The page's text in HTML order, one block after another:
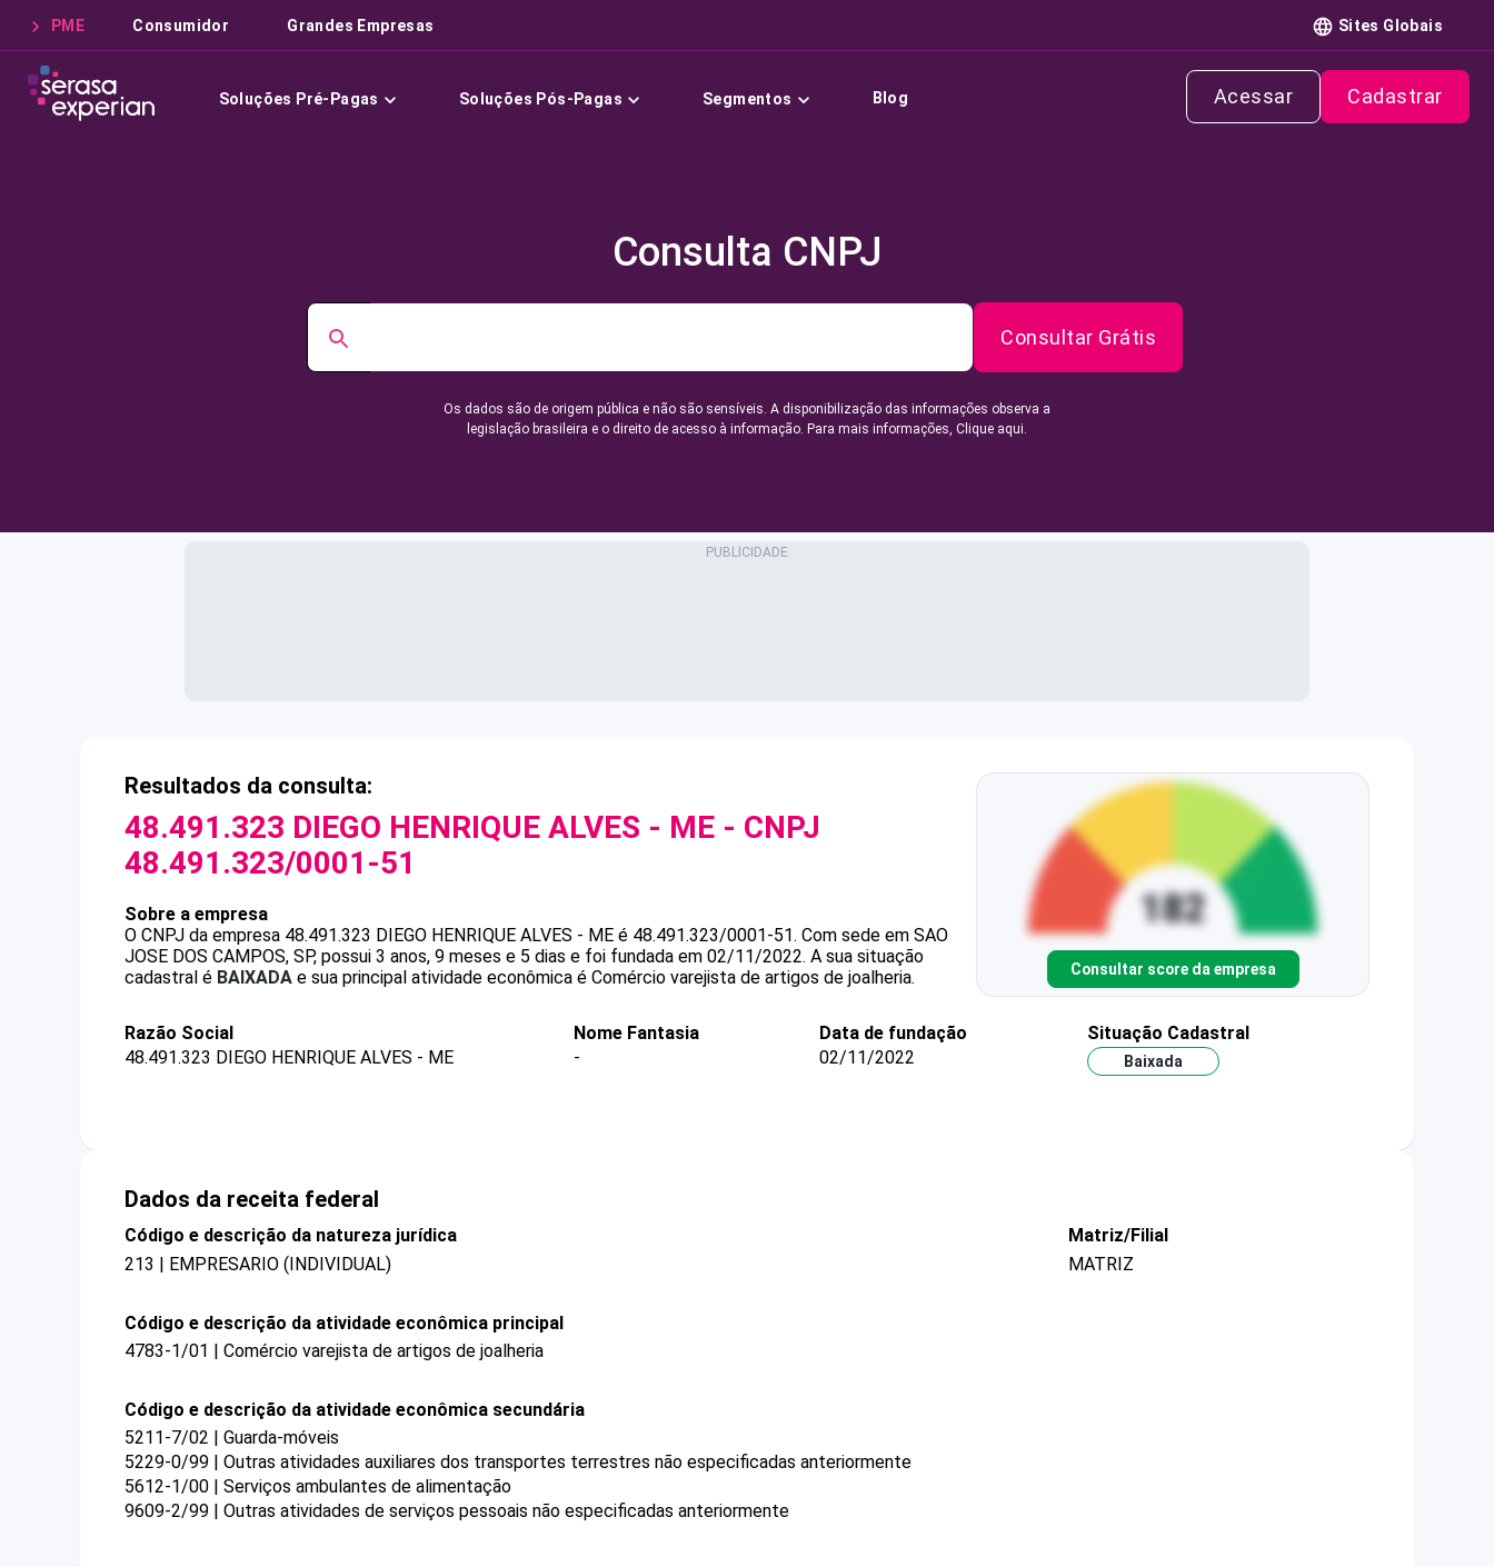
PME Consumidor Grandes Empresas Sites Globais
Soluções Pré-Pagas Soluções Pós-Pagas Segmentos Blog Acessar Cadastrar
Consulta CNPJ
Consultar Grátis
Os dados são de origem pública e não são sensíveis. A disponibilização das informações observa a
legislação brasileira e o direito de acesso à informação. Para mais informações, Clique aqui.
Resultados da consulta:
48.491.323 DIEGO HENRIQUE ALVES - ME - CNPJ
48.491.323/0001-51
Sobre a empresa
O CNPJ da empresa 48.491.323 DIEGO HENRIQUE ALVES - ME é 48.491.323/0001-51. Com sede em SAO
JOSE DOS CAMPOS, SP, possui 3 anos, 9 meses e 5 dias e foi fundada em 02/11/2022. A sua situação
cadastral é BAIXADA e sua principal atividade econômica é Comércio varejista de artigos de joalheria. Consultar score da empresa
Razão Social
48.491.323 DIEGO HENRIQUE ALVES - ME
Nome Fantasia
-
Data de fundação
02/11/2022
Situação Cadastral
Baixada
Dados da receita federal
Código e descrição da natureza jurídica
213 | EMPRESARIO (INDIVIDUAL)
Matriz/Filial
MATRIZ
Código e descrição da atividade econômica principal
4783-1/01 | Comércio varejista de artigos de joalheria
Código e descrição da atividade econômica secundária
5211-7/02 | Guarda-móveis
5229-0/99 | Outras atividades auxiliares dos transportes terrestres não especificadas anteriormente
5612-1/00 | Serviços ambulantes de alimentação
9609-2/99 | Outras atividades de serviços pessoais não especificadas anteriormente